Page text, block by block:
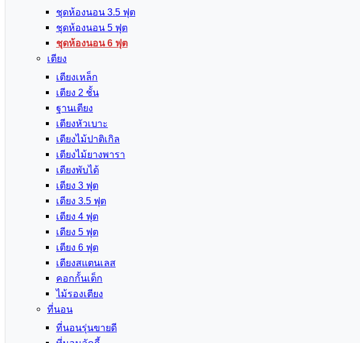
ชุดห้องนอน 3.5 ฟุต
ชุดห้องนอน 5 ฟุต
ชุดห้องนอน 6 ฟุต
เตียง
เตียงเหล็ก
เตียง 2 ชั้น
ฐานเตียง
เตียงหัวเบาะ
เตียงไม้ปาติเกิล
เตียงไม้ยางพารา
เตียงพับได้
เตียง 3 ฟุต
เตียง 3.5 ฟุต
เตียง 4 ฟุต
เตียง 5 ฟุต
เตียง 6 ฟุต
เตียงสแตนเลส
คอกกั้นเด็ก
ไม้รองเตียง
ที่นอน
ที่นอนรุ่นขายดี